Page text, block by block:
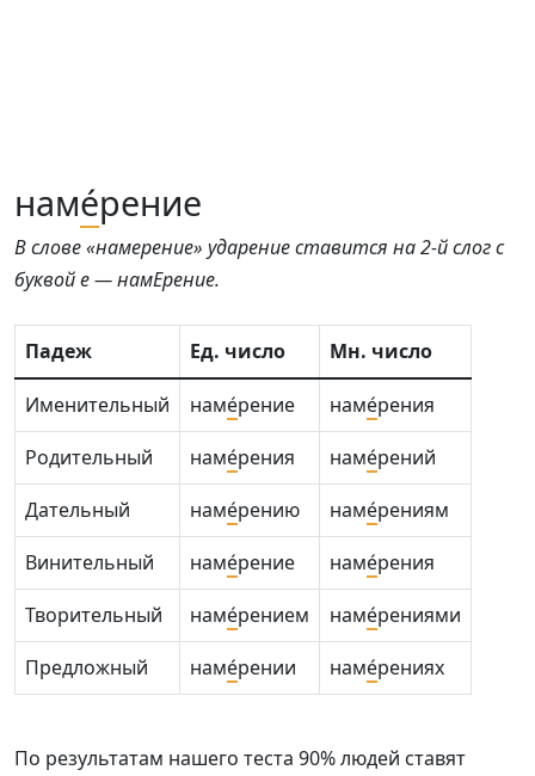
наме́рение
В слове «намерение» ударение ставится на 2-й слог с
буквой е — намЕрение.
Падеж Ед. число Мн. число
Именительный наме́рение наме́рения
Родительный
наме́рения наме́рений
Дательный
наме́рению наме́рениям
Винительный
наме́рение наме́рения
Творительный
наме́рением наме́рениями
Предложный
наме́рении наме́рениях
По результатам нашего теста 90% людей ставят